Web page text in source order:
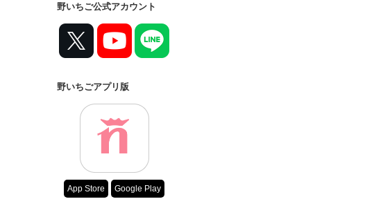
野いちご公式アカウント
野いちごアプリ版
App Store Google Play